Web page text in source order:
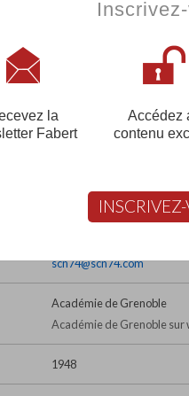
32 route de Charmy l'Adroit
74360 ABONDANCE
https://www.sainte-croix-
scn74@scn74.com
Académie de Grenoble
Académie de Grenoble
1948
la
Fabert
Accédez
contenu